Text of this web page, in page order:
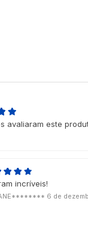
avaliaram este
incríveis!
6 de